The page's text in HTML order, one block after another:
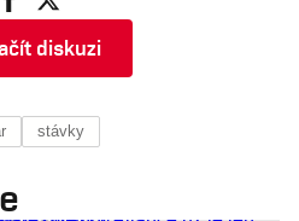
diskuzi
stávky